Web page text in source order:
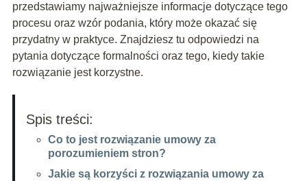
przedstawiamy najważniejsze informacje dotyczące tego
procesu oraz wzór podania, który może okazać się
przydatny w praktyce. Znajdziesz tu odpowiedzi na
pytania dotyczące formalności oraz tego, kiedy takie
rozwiązanie jest korzystne.
Spis treści:
Co to jest rozwiązanie umowy za
porozumieniem stron?
Jakie są korzyści z rozwiązania umowy za